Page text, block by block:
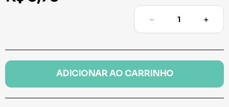
＋
－
ADICIONAR AO CARRINHO